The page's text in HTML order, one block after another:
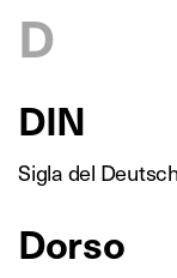
D
DIN
Sigla del
Dorso